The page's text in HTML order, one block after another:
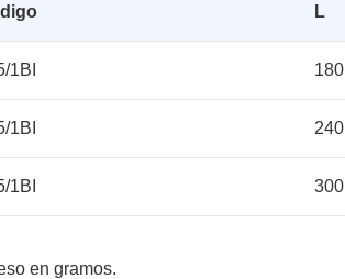
L
1BI 180
1BI 240
1BI 300
en gramos.